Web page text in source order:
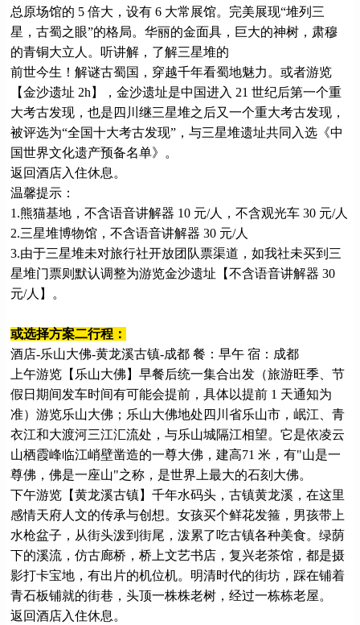
总原场馆的 5 倍大，设有 6 大常展馆。完美展现“堆列三
星，古蜀之眼”的格局。华丽的金面具，巨大的神树，肃穆
的青铜大立人。听讲解，了解三星堆的
前世今生！解谜古蜀国，穿越千年看蜀地魅力。或者游览
【金沙遗址 2h】，金沙遗址是中国进入 21 世纪后第一个重
大考古发现，也是四川继三星堆之后又一个重大考古发现，
被评选为“全国十大考古发现”，与三星堆遗址共同入选《中
国世界文化遗产预备名单》。
返回酒店入住休息。
温馨提示：
1.熊猫基地，不含语音讲解器 10 元/人，不含观光车 30 元/人
2.三星堆博物馆，不含语音讲解器 30 元/人
3.由于三星堆未对旅行社开放团队票渠道，如我社未买到三
星堆门票则默认调整为游览金沙遗址【不含语音讲解器 30
元/人】。
或选择方案二行程：
酒店-乐山大佛-黄龙溪古镇-成都 餐：早午 宿：成都
上午游览【乐山大佛】早餐后统一集合出发（旅游旺季、节
假日期间发车时间有可能会提前，具体以提前 1 天通知为
准）游览乐山大佛；乐山大佛地处四川省乐山市，岷江、青
衣江和大渡河三江汇流处，与乐山城隔江相望。它是依凌云
山栖霞峰临江峭壁凿造的一尊大佛，建高71 米，有"山是一
尊佛，佛是一座山"之称，是世界上最大的石刻大佛。
下午游览【黄龙溪古镇】千年水码头，古镇黄龙溪，在这里
感情天府人文的传承与创想。女孩买个鲜花发箍，男孩带上
水枪盆子，从街头泼到街尾，泼累了吃古镇各种美食。绿荫
下的溪流，仿古廊桥，桥上文艺书店，复兴老茶馆，都是摄
影打卡宝地，有出片的机位机。明清时代的街坊，踩在铺着
青石板铺就的街巷，头顶一株株老树，经过一栋栋老屋。
返回酒店入住休息。